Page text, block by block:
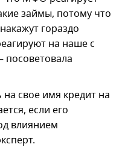
займы, потому что
гораздо
на наше с
свое имя кредит на
если его
влиянием